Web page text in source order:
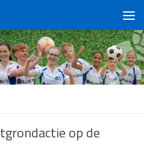
op de